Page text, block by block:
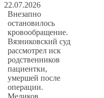
22.07.2026
Внезапно
остановилось
кровообращение.
Вязниковский суд
рассмотрел иск
родственников
пациентки,
умершей после
операции.